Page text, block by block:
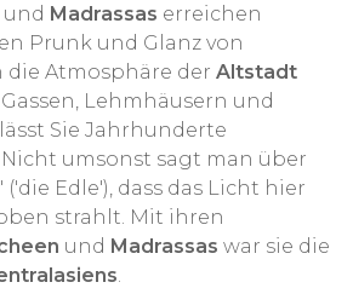
.
sind wir offen für
anderen Kulturen ohne
durch den Kontakt statt
mehr Verständnis und
und Madrassas erreichen
Prunk und Glanz von
die Atmosphäre der Altstadt
Lehmhäusern und
Sie Jahrhunderte
Nicht umsonst sagt man über
' ('die Edle'), dass das Licht hier
strahlt. Mit ihren
und Madrassas war sie die